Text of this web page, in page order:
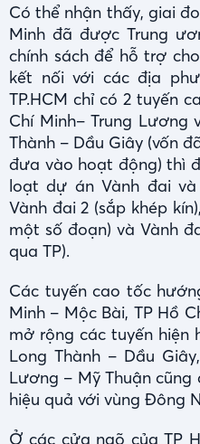
Có thể nhận thấy, giai
Minh đã được Trung
chính sách để hỗ trợ
kết nối với các địa
TP.HCM chỉ có 2 tuyến
Chí Minh– Trung Lương
Thành – Dầu Giây (vốn
đưa vào hoạt động) thì
loạt dự án Vành đai
Vành đai 2 (sắp khép
một số đoạn) và Vành
qua TP).
Các tuyến cao tốc
Minh – Mộc Bài, TP Hồ
mở rộng các tuyến hiện
Long Thành – Dầu
Lương – Mỹ Thuận
hiệu quả với vùng Đông
Ở các cửa ngõ của TP